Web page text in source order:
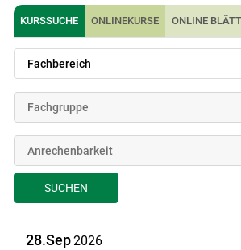
KURSSUCHE ONLINEKURSE ONLINE
Fachbereich
Fachgruppe
Anrechenbarkeit
SUCHEN
28.Sep2026